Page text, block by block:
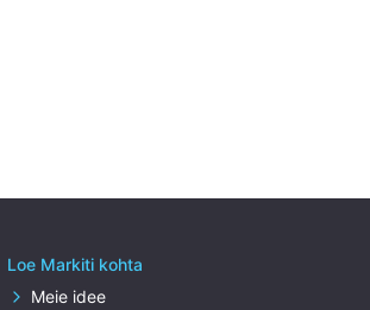
Loe Markiti kohta
Meie idee